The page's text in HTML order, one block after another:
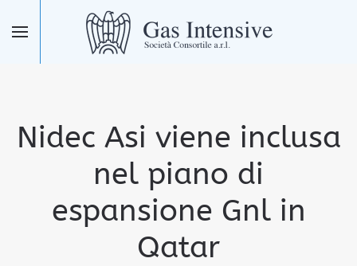
Skip to main content
Nidec Asi viene inclusa
nel piano di
espansione Gnl in
Qatar